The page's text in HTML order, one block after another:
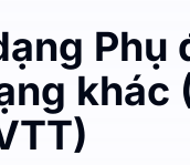
Phụ
khác